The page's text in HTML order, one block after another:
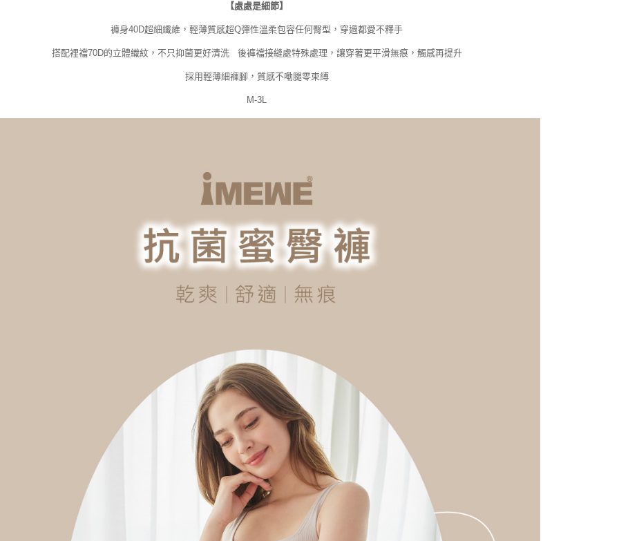
【處處是細節】
褲身40D超細纖維，輕薄質感超Q彈性溫柔包容任何臀型，穿過都愛不釋手
搭配裡襠70D的立體織紋，不只抑菌更好清洗 後褲襠接縫處特殊處理，讓穿著更平滑無痕，觸感再提升
採用輕薄細褲腳，質感不嘞腿零束縛
M-3L